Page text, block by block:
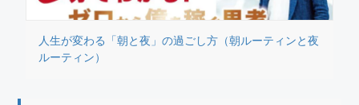
人生が変わる「朝と夜」の過ごし方（朝ルーティンと夜
ルーティン）